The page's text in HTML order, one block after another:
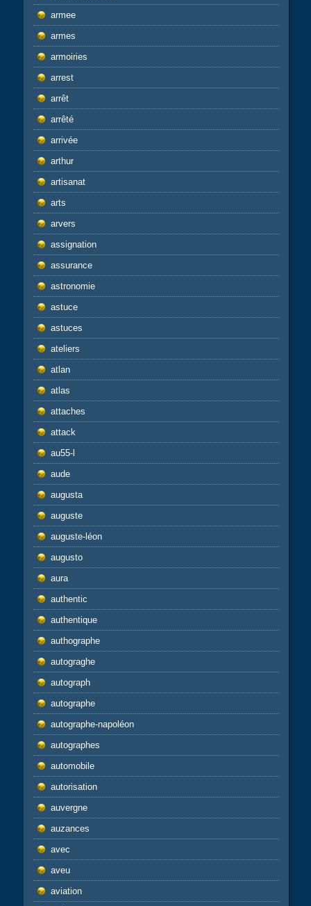
armee
armes
armoiries
arrest
arrêt
arrêté
arrivée
arthur
artisanat
arts
arvers
assignation
assurance
astronomie
astuce
astuces
ateliers
atlan
atlas
attaches
attack
au55-l
aude
augusta
auguste
auguste-léon
augusto
aura
authentic
authentique
authographe
autograghe
autograph
autographe
autographe-napoléon
autographes
automobile
autorisation
auvergne
auzances
avec
aveu
aviation